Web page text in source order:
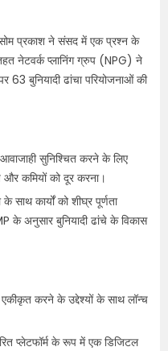
सोम प्रकाश ने संसद में एक प्रश्न के
नेटवर्क प्लानिंग ग्रुप (NPG) ने
63 बुनियादी ढांचा परियोजनाओं की
सुनिश्चित करने के लिए
और कमियों को दूर करना।
साथ कार्यों को शीघ्र पूर्णता
के अनुसार बुनियादी ढांचे के विकास
करने के उद्देश्यों के साथ लॉन्च
प्लेटफॉर्म के रूप में एक डिजिटल